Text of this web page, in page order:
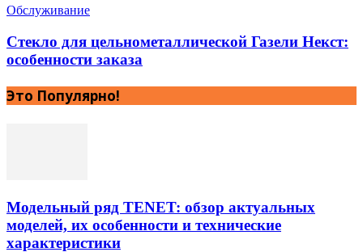
Обслуживание
Стекло для цельнометаллической Газели Некст:
особенности заказа
Это Популярно!
Модельный ряд TENET: обзор актуальных
моделей, их особенности и технические
характеристики